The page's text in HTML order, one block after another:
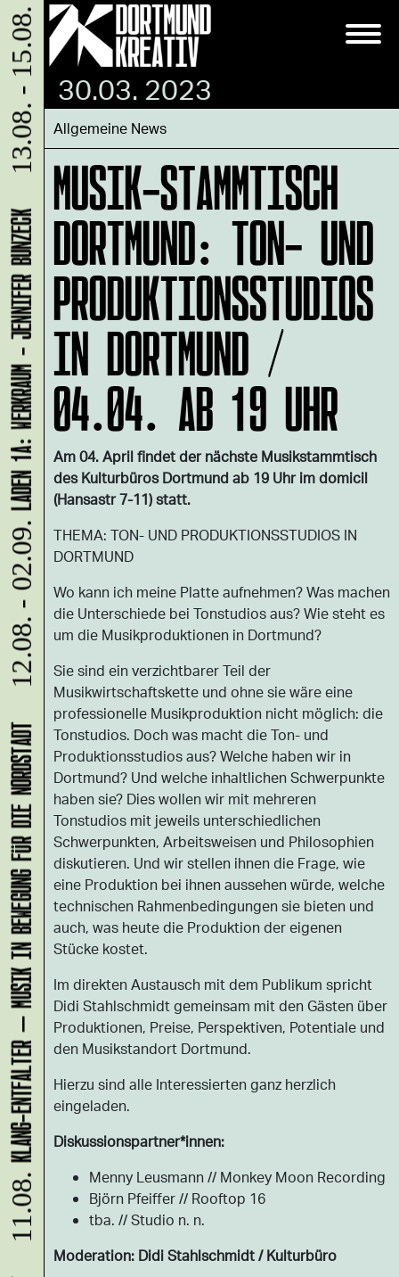
30.03. 2023
Allgemeine News
MUSIK-STAMMTISCH
DORTMUND: TON- UND
PRODUKTIONSSTUDIOS
IN DORTMUND /
04.04. AB 19 UHR
Am 04. April findet der nächste Musikstammtisch
des Kulturbüros Dortmund ab 19 Uhr im domicil
(Hansastr 7-11) statt.
THEMA: TON- UND PRODUKTIONSSTUDIOS IN
DORTMUND
Wo kann ich meine Platte aufnehmen? Was machen
die Unterschiede bei Tonstudios aus? Wie steht es
um die Musikproduktionen in Dortmund?
Sie sind ein verzichtbarer Teil der
Musikwirtschaftskette und ohne sie wäre eine
professionelle Musikproduktion nicht möglich: die
Tonstudios. Doch was macht die Ton- und
Produktionsstudios aus? Welche haben wir in
Dortmund? Und welche inhaltlichen Schwerpunkte
haben sie? Dies wollen wir mit mehreren
Tonstudios mit jeweils unterschiedlichen
Schwerpunkten, Arbeitsweisen und Philosophien
diskutieren. Und wir stellen ihnen die Frage, wie
eine Produktion bei ihnen aussehen würde, welche
technischen Rahmenbedingungen sie bieten und
auch, was heute die Produktion der eigenen
Stücke kostet.
Im direkten Austausch mit dem Publikum spricht
Didi Stahlschmidt gemeinsam mit den Gästen über
Produktionen, Preise, Perspektiven, Potentiale und
den Musikstandort Dortmund.
Hierzu sind alle Interessierten ganz herzlich
eingeladen.
Diskussionspartner*innen:
Menny Leusmann // Monkey Moon Recording
Björn Pfeiffer // Rooftop 16
tba. // Studio n. n.
Moderation: Didi Stahlschmidt / Kulturbüro
11.08.
KLANG-ENTFALTER – MUSIK IN BEWEGUNG FÜR DIE NORDSTADT
12.08. - 02.09.
LADEN 1A: WERKRAUM - JENNIFER BUNZECK
13.08. - 15.08.